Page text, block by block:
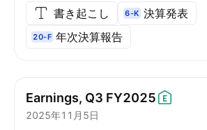
書き起こし 6-K 決算発表
20-F 年次決算報告
Earnings, Q3 FY2025
2025年11月5日